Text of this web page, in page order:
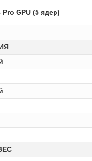
Pro GPU (5 ядер)